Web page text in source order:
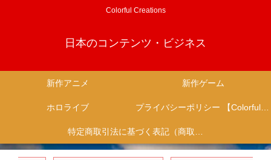
Colorful Creations
日本のコンテンツ・ビジネス
新作アニメ 新作ゲーム
ホロライブ プライバシーポリシー 【Colorful Creation】
特定商取引法に基づく表記（商取引に関する開示）